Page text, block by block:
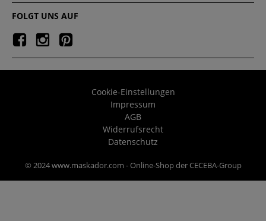
FOLGT UNS AUF
Cookie-Einstellungen
Impressum
AGB
Widerrufsrecht
Datenschutz
© 2024 www.maskador.com - Online-Shop der CECEBA-Group